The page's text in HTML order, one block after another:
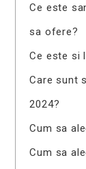
Ce este
sa ofere?
Ce este si
Care sunt
2024?
Cum sa
Cum sa